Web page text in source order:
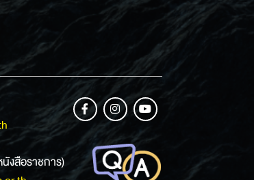
งสือราชการ)